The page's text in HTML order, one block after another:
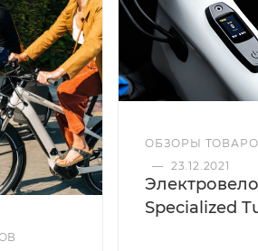
ОБЗОРЫ
— 23.12.2021
Specialized